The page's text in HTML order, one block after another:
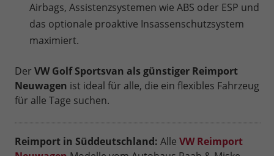
Airbags, Assistenzsystemen wie ABS oder ESP und
das optionale proaktive Insassenschutzsystem
maximiert.
Der VW Golf Sportsvan als günstiger Reimport
Neuwagen ist ideal für alle, die ein flexibles Fahrzeug
für alle Tage suchen.
Reimport in Süddeutschland: Alle VW Reimport